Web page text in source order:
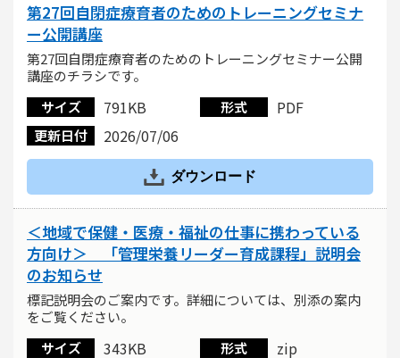
第27回自閉症療育者のためのトレーニングセミナ
ー公開講座
第27回自閉症療育者のためのトレーニングセミナー公開
講座のチラシです。
サイズ
791KB 形式 PDF
更新日付 2026/07/06
ダウンロード
＜地域で保健・医療・福祉の仕事に携わっている
方向け＞ 「管理栄養リーダー育成課程」説明会
のお知らせ
標記説明会のご案内です。詳細については、別添の案内
をご覧ください。
サイズ
343KB 形式 zip